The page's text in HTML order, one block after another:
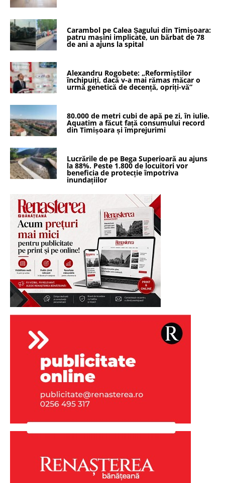
Carambol pe Calea Șagului din Timișoara:
patru mașini implicate, un bărbat de 78
de ani a ajuns la spital
Alexandru Rogobete: „Reformiștilor
închipuiți, dacă v-a mai rămas măcar o
urmă genetică de decență, opriți-vă”
80.000 de metri cubi de apă pe zi, în iulie.
Aquatim a făcut față consumului record
din Timișoara și împrejurimi
Lucrările de pe Bega Superioară au ajuns
la 88%. Peste 1.800 de locuitori vor
beneficia de protecție împotriva
inundațiilor